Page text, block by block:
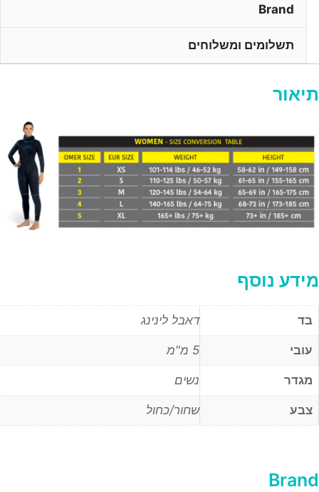
Brand
תשלומים ומשלוחים
תיאור
מידע נוסף
בד דאבל לינינג
עובי 5 מ"מ
מגדר נשים
צבע שחור/כחול
Brand